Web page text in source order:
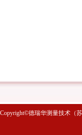
Copyright©德瑞华测量技术（